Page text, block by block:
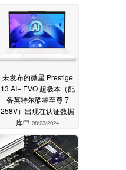
未发布的微星 Prestige
13 AI+ EVO 超极本（配
备英特尔酷睿至尊 7
258V）出现在认证数据
库中 08/23/2024